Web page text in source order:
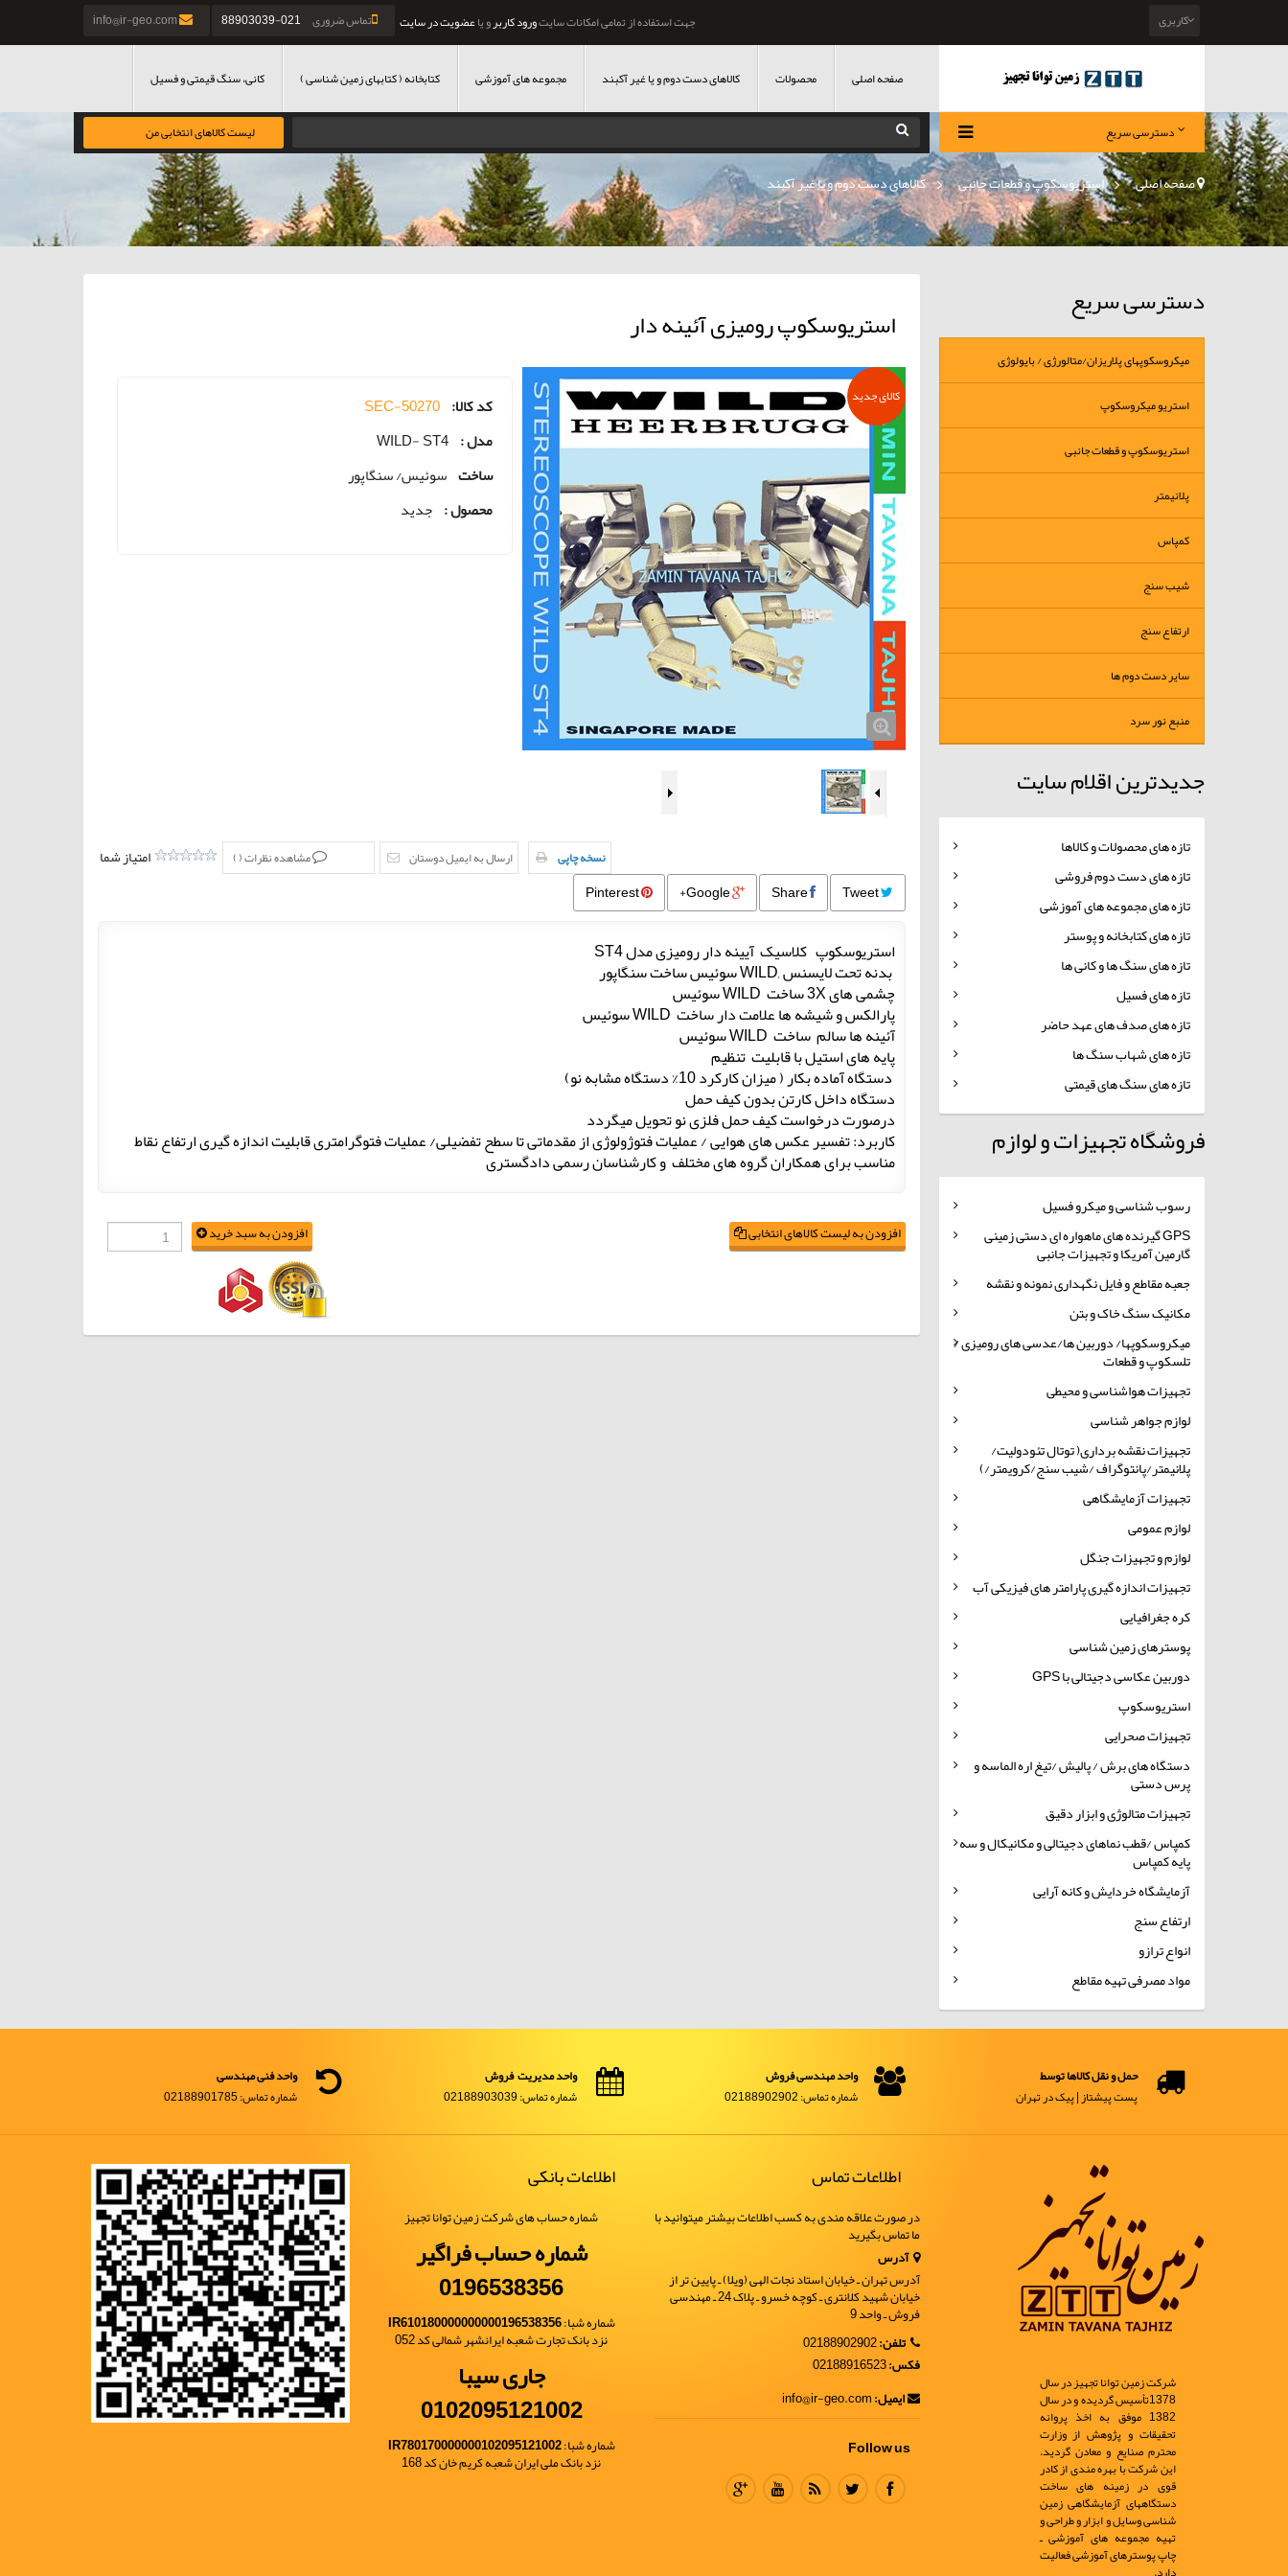
تماس ضروری 021-88903039 جهت استفاده از تمامی امکانات سایتورود کاربرو یاعضویت در سایت کاربری
صفحه اصلی محصولات کالاهای دست دوم و یا غیر آکبند مجموعه های آموزشی کتابخانه ( کتابهای زمین شناسی ) کانی، سنگ قیمتی و فسیل
دسترسی سریع لیست کالاهای انتخابی من
صفحه اصلی > استریوسکوپ و قطعات جانبی » کالاهای دست دوم و یا غیر آکبند
دسترسی سریع
میکروسکوپهای پلاریزان/متالورژی / بایولوژی
استریو میکروسکوپ
استریوسکوپ و قطعات جانبی
پلانیمتر
کمپاس
شیب سنج
ارتفاع سنج
سایر دست دوم ها
منبع نور سرد
جدیدترین اقلام سایت
تازه های محصولات و کالاها
تازه های دست دوم فروشی
تازه های مجموعه های آموزشی
تازه های کتابخانه و پوستر
تازه های سنگ ها و کانی ها
تازه های فسیل
تازه های صدف های عهد حاضر
تازه های شهاب سنگ ها
تازه های سنگ های قیمتی
فروشگاه تجهیزات و لوازم
رسوب شناسی و میکرو فسیل
GPS گیرنده های ماهواره ای دستی زمینی
گارمین آمریکا و تجهیزات جانبی
جعبه مقاطع و فایل نگهداری نمونه و نقشه
مکانیک سنگ خاک و بتن
میکروسکوپها/ دوربین ها/عدسی های رومیزی /
تلسکوپ و قطعات
تجهیزات هواشناسی و محیطی
لوازم جواهر شناسی
تجهیزات نقشه برداری( توتال تئودولیت/
پلانیمتر/پانتوگراف /شیب سنج/کرویمتر/)
تجهیزات آزمایشگاهی
لوازم عمومی
لوازم و تجهیزات جنگل
تجهیزات اندازه گیری پارامتر های فیزیکی آب
کره جغرافیایی
پوسترهای زمین شناسی
دوربین عکاسی دجیتالی با GPS
استریوسکوپ
تجهیزات صحرایی
دستگاه های برش / پالیش /تیغ اره الماسه و
پرس دستی
تجهیزات متالوژی و ابزار دقیق
کمپاس /قطب نماهای دجیتالی و مکانیکال و سه
پایه کمپاس
آزمایشگاه خردایش و کانه آرایی
ارتفاع سنج
انواع ترازو
مواد مصرفی تهیه مقاطع
استریوسکوپ رومیزی آئینه دار
کالای جدید کد کالا: SEC-50270
مدل : WILD- ST4
ساخت سوئیس/ سنگاپور
محصول : جدید
امتیاز شما مشاهده نظرات () ارسال به ایمیل دوستان نسخه چاپی
Tweet
Share
Google+
Pinterest
استریوسکوپ کلاسیک آیینه دار رومیزی مدل ST4
بدنه تحت لایسنس ,WILD سوئیس ساخت سنگاپور
چشمی های 3X ساخت WILD سوئیس
پارالکس و شیشه ها علامت دار ساخت WILD سوئیس
آئینه ها سالم ساخت WILD سوئیس
پایه های استیل با قابلیت تنظیم
دستگاه آماده بکار ( میزان کارکرد 10% دستگاه مشابه نو)
دستگاه داخل کارتن بدون کیف حمل
درصورت درخواست کیف حمل فلزی نو تحویل میگردد
کاربرد: تفسیر عکس های هوایی / عملیات فتوژولوژی از مقدماتی تا سطح تفضیلی/ عملیات فتوگرامتری قابلیت اندازه گیری ارتفاع نقاط
مناسب برای همکاران گروه های مختلف و کارشناسان رسمی دادگستری
افزودن به لیست کالاهای انتخابی افزودن به سبد خرید
حمل و نقل کالاها توسط
پست پیشتاز | پیک در تهران
واحد مهندسی فروش
شماره تماس: 02188902902
واحد مدیریت فروش
شماره تماس: 02188903039
واحد فنی مهندسی
شماره تماس: 02188901785
شرکت زمین توانا تجهیز در سال
1378تأسیس گردیده و در سال
1382 موفق به اخذ پروانه
تحقیقات و پژوهش از وزارت
محترم صنایع و معادن گردید.
این شرکت با بهره مندی از کادر
قوی در زمینه های ساخت
دستگاههای آزمایشگاهی زمین
شناسی وسایل و ابزار و طراحی و
تهیه مجموعه های آموزشی ـ
چاپ پوسترهای آموزشی فعالیت
اطلاعات تماس
در صورت علاقه مندی به کسب اطلاعات بیشتر میتوانید با
ما تماس بگیرید
آدرس
آدرس تهران ـ خیابان استاد نجات الهی (ویلا) ـ پایین تر از
خیابان شهید کلانتری ـ کوچه خسرو ـ پلاک 24 ـ مهندسی
فروش ـ واحد 9
تلفن:02188902902
فکس:02188916523
ایمیل:
Follow us
اطلاعات بانکی
شماره حساب های شرکت زمین توانا تجهیز
شماره حساب فراگیر
0196538356
شماره شبا:IR610180000000000196538356
نزد بانک تجارت شعبه ایرانشهر شمالی کد 052
جاری سیبا
0102095121002
شماره شبا:IR780170000000102095121002
نزد بانک ملی ایران شعبه کریم خان کد 168